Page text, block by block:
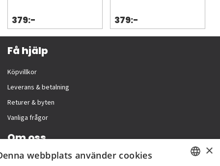
379:- 379:-
Få hjälp
Köpvillkor
Leverans & betalning
Returer & byten
Vanliga frågor
Om oss
Företagsinformation
×
webbplats använder cookies